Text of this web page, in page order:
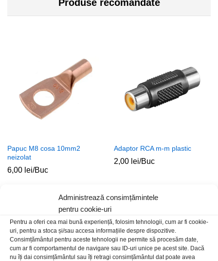
Administrează consimțămintele
pentru cookie-uri
Pentru a oferi cea mai bună experiență, folosim tehnologii, cum ar fi cookie-
uri, pentru a stoca și/sau accesa informațiile despre dispozitive.
Consimțământul pentru aceste tehnologii ne permite să procesăm date,
cum ar fi comportamentul de navigare sau ID-uri unice pe acest site. Dacă
nu îți dai consimțământul sau îți retragi consimțământul dat poate avea
Produse recomandate
Papuc M8 cosa 10mm2
neizolat
6,00 lei/Buc
Adaptor RCA m-m plastic
2,00 lei/Buc